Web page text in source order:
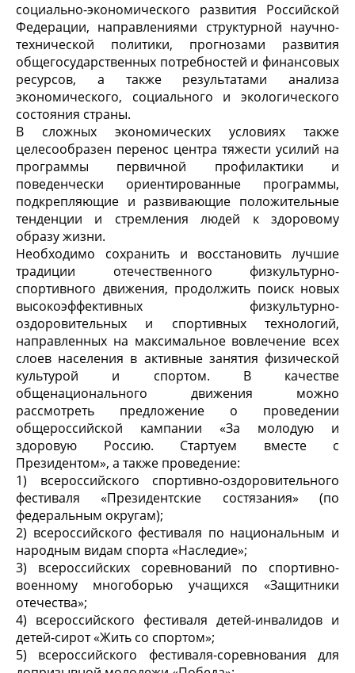
социально-экономического развития Российской
Федерации, направлениями структурной научно-
технической политики, прогнозами развития
общегосударственных потребностей и финансовых
ресурсов, а также результатами анализа
экономического, социального и экологического
состояния страны.
В сложных экономических условиях также
целесообразен перенос центра тяжести усилий на
программы первичной профилактики и
поведенчески ориентированные программы,
подкрепляющие и развивающие положительные
тенденции и стремления людей к здоровому
образу жизни.
Необходимо сохранить и восстановить лучшие
традиции отечественного физкультурно-
спортивного движения, продолжить поиск новых
высокоэффективных физкультурно-
оздоровительных и спортивных технологий,
направленных на максимальное вовлечение всех
слоев населения в активные занятия физической
культурой и спортом. В качестве
общенационального движения можно
рассмотреть предложение о проведении
общероссийской кампании «За молодую и
здоровую Россию. Стартуем вместе с
Президентом», а также проведение:
1) всероссийского спортивно-оздоровительного
фестиваля «Президентские состязания» (по
федеральным округам);
2) всероссийского фестиваля по национальным и
народным видам спорта «Наследие»;
3) всероссийских соревнований по спортивно-
военному многоборью учащихся «Защитники
отечества»;
4) всероссийского фестиваля детей-инвалидов и
детей-сирот «Жить со спортом»;
5) всероссийского фестиваля-соревнования для